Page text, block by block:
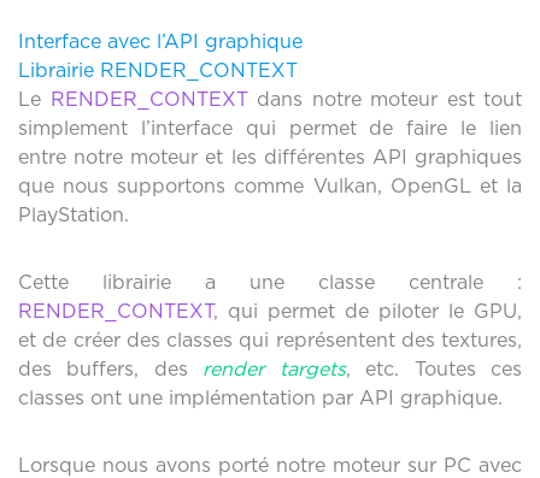
Interface avec l’API graphique
Librairie RENDER_CONTEXT
Le RENDER_CONTEXTdans notre moteur est tout
simplement l’interface qui permet de faire le lien
entre notre moteur et les différentes API graphiques
que nous supportons comme Vulkan, OpenGL et la
PlayStation.
Cette librairie a une classe centrale :
RENDER_CONTEXT, qui permet de piloter le GPU,
et de créer des classes qui représentent des textures,
des buffers, des render targets, etc. Toutes ces
classes ont une implémentation par API graphique.
Lorsque nous avons porté notre moteur sur PC avec